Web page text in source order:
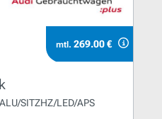
mtl. 269.00 €
SITZHZ/LED/APS